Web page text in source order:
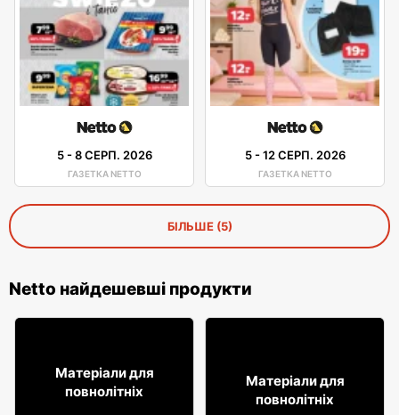
5-8 СЕРП. 2026
ГАЗЕТКА NETTO
5-12 СЕРП. 2026
ГАЗЕТКА NETTO
БІЛЬШЕ (5)
Netto найдешевші продукти
99
Матеріали для
повнолітніх
2699
Матеріали для
повнолітніх